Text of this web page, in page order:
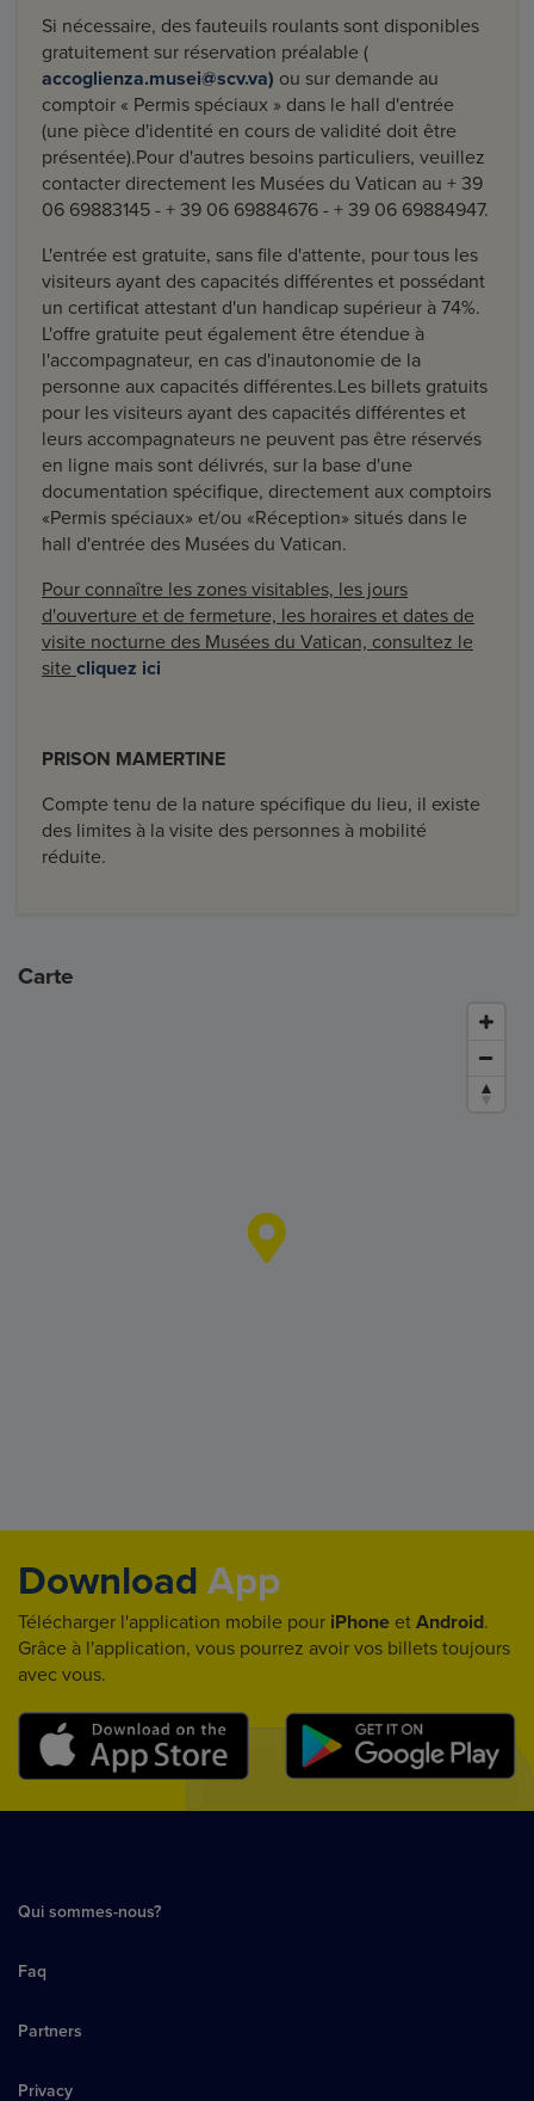
Si nécessaire, des fauteuils roulants sont disponibles
gratuitement sur réservation préalable (
accoglienza.musei@scv.va) ou sur demande au
comptoir « Permis spéciaux » dans le hall d'entrée
(une pièce d'identité en cours de validité doit être
présentée).Pour d'autres besoins particuliers, veuillez
contacter directement les Musées du Vatican au + 39
06 69883145 - + 39 06 69884676 - + 39 06 69884947.​
L'entrée est gratuite, sans file d'attente, pour tous les
visiteurs ayant des capacités différentes et possédant
un certificat attestant d'un handicap supérieur à 74%.
L'offre gratuite peut également être étendue à
l'accompagnateur, en cas d'inautonomie de la
personne aux capacités différentes.Les billets gratuits
pour les visiteurs ayant des capacités différentes et
leurs accompagnateurs ne peuvent pas être réservés
en ligne mais sont délivrés, sur la base d'une
documentation spécifique, directement aux comptoirs
«Permis spéciaux» et/ou «Réception» situés dans le
hall d'entrée des Musées du Vatican.
Pour connaître les zones visitables, les jours
d'ouverture et de fermeture, les horaires et dates de
visite nocturne des Musées du Vatican, consultez le
site cliquez ici
PRISON MAMERTINE
Compte tenu de la nature spécifique du lieu, il existe
des limites à la visite des personnes à mobilité
réduite.
Carte
Download App
Télécharger l'application mobile pour iPhone et Android.
Grâce à l'application, vous pourrez avoir vos billets toujours
avec vous.
Qui sommes-nous?
Faq
Partners
Privacy